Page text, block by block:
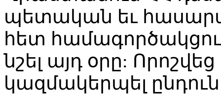
պետական եւ
հետ
նշել այդ օրը:
կազմակերպել